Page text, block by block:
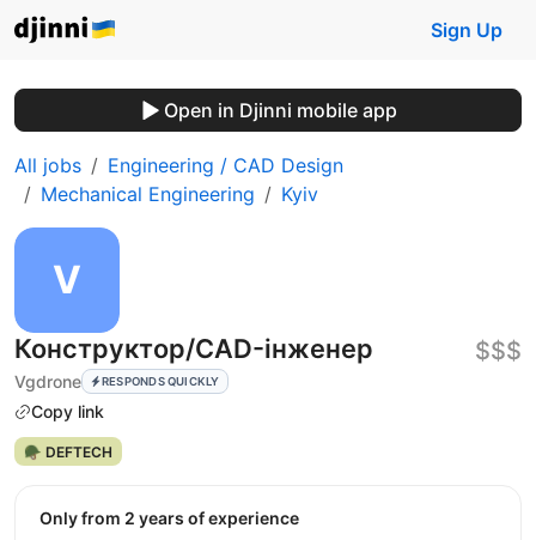
Sign Up
Open in Djinni mobile app
All jobs
Engineering / CAD Design
Mechanical Engineering
Kyiv
Конструктор/CAD-інженер
Vgdrone RESPONDS QUICKLY
Copy link
$$$
🪖 DEFTECH
Only from 2 years of experience